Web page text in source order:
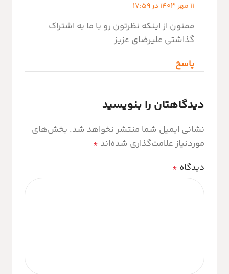
11 مهر 1403 در 17:59
ممنون از اینکه نظرتون رو با ما به اشتراک
گذاشتی علیرضای عزیز
پاسخ
دیدگاهتان را بنویسید
نشانی ایمیل شما منتشر نخواهد شد. بخش‌های
موردنیاز علامت‌گذاری شده‌اند *
دیدگاه *